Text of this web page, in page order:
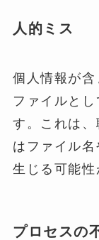
人的ミス
個人情報が
ファイルと
す。これは
はファイル
生じる可能性
プロセスの